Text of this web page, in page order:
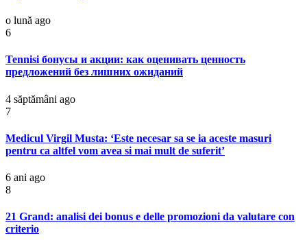
o lună ago
6
Tennisi бонусы и акции: как оценивать ценность
предложений без лишних ожиданий
4 săptămâni ago
7
Medicul Virgil Musta: ‘Este necesar sa se ia aceste masuri
pentru ca altfel vom avea si mai mult de suferit’
6 ani ago
8
21 Grand: analisi dei bonus e delle promozioni da valutare con
criterio